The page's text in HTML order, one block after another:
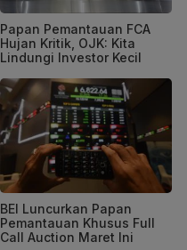
Papan Pemantauan FCA
Hujan Kritik, OJK: Kita
Lindungi Investor Kecil
BEI Luncurkan Papan
Pemantauan Khusus Full
Call Auction Maret Ini